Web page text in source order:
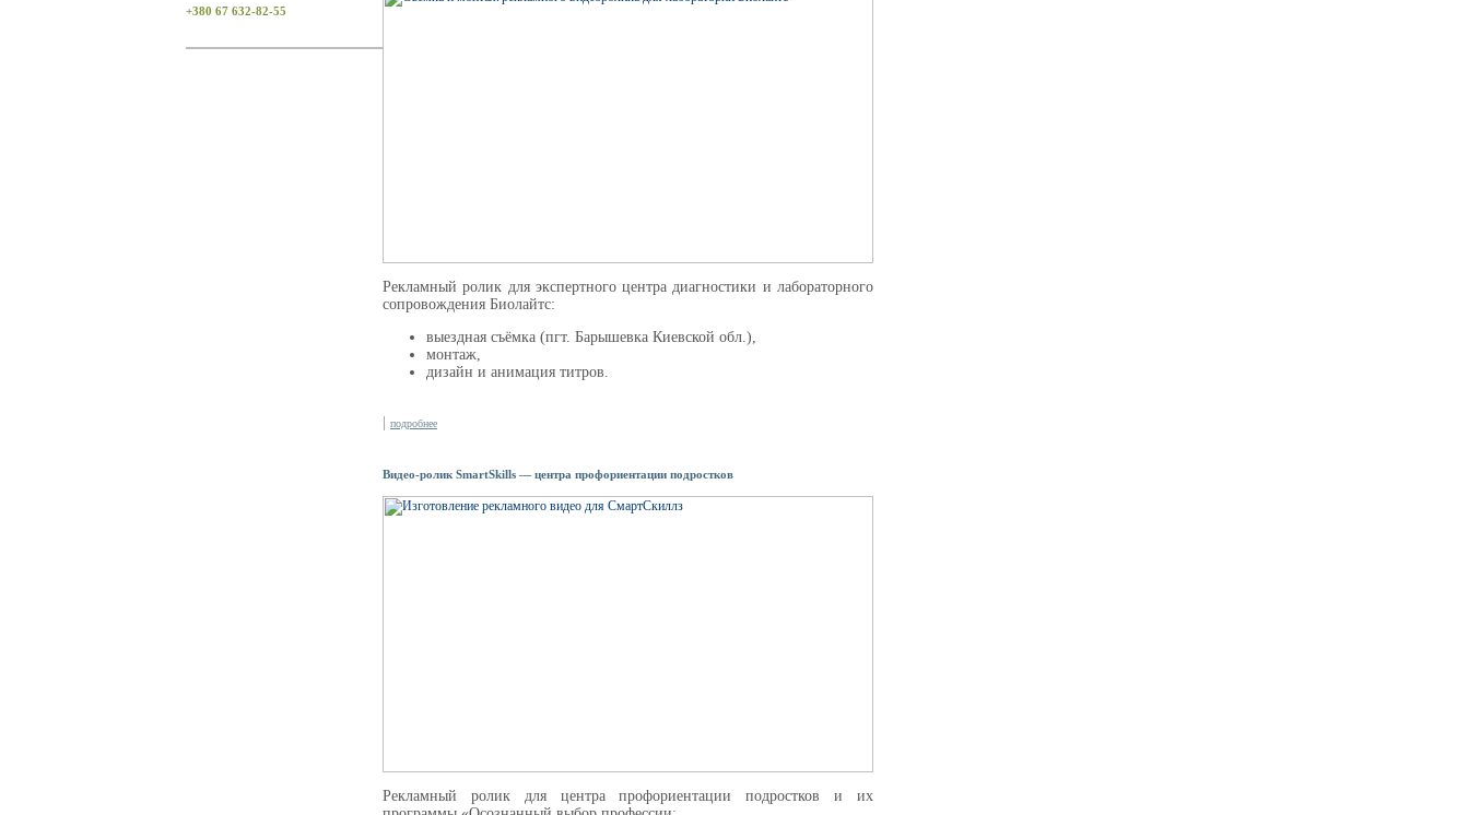
+380 67 632-82-55
Рекламный ролик для экспертного центра диагностики и лабораторного
сопровождения Биолайтс:
выездная съёмка (пгт. Барышевка Киевской обл.),
монтаж,
дизайн и анимация титров.
подробнее
Видео-ролик SmartSkills — центра профориентации подростков
Рекламный ролик для центра профориентации подростков и их